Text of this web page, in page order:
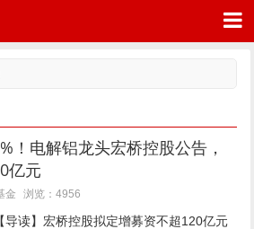
！电解铝龙头宏桥控股公告，
亿元
金 浏览：4956
】宏桥控股拟定增募资不超120亿元